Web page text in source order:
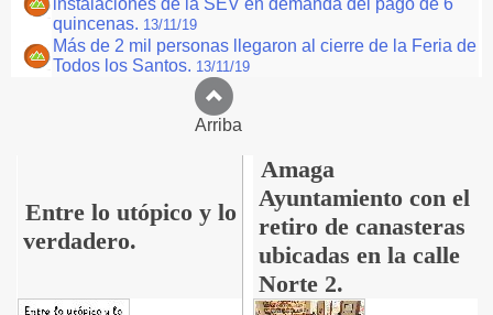
instalaciones de la SEV en demanda del pago de 6
quincenas. 13/11/19
Más de 2 mil personas llegaron al cierre de la Feria de
Todos los Santos. 13/11/19
Arriba
Entre lo utópico y lo
verdadero.
Amaga
Ayuntamiento con el
retiro de canasteras
ubicadas en la calle
Norte 2.